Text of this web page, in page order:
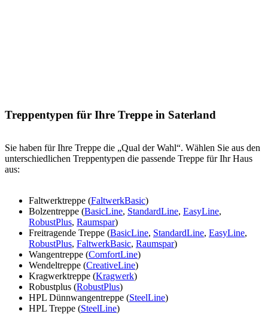
Treppentypen für Ihre Treppe in Saterland
Sie haben für Ihre Treppe die „Qual der Wahl“. Wählen Sie aus den
unterschiedlichen Treppentypen die passende Treppe für Ihr Haus
aus:
Faltwerktreppe (FaltwerkBasic)
Bolzentreppe (BasicLine, StandardLine, EasyLine,
RobustPlus, Raumspar)
Freitragende Treppe (BasicLine, StandardLine, EasyLine,
RobustPlus, FaltwerkBasic, Raumspar)
Wangentreppe (ComfortLine)
Wendeltreppe (CreativeLine)
Kragwerktreppe (Kragwerk)
Robustplus (RobustPlus)
HPL Dünnwangentreppe (SteelLine)
HPL Treppe (SteelLine)